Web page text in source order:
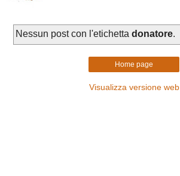
Nessun post con l'etichetta donatore.
Home page
Visualizza versione web